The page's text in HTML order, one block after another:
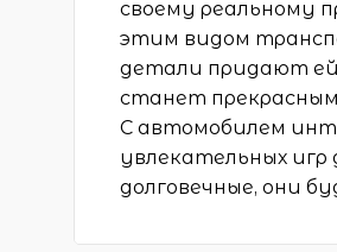
своему реальному
этим видом
детали придают ей
станет
С автомобилем
увлекательных игр
долговечные, они